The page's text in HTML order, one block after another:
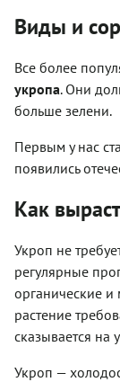
Виды и
Все более
укропа. Они
больше зелени.
Первым у нас
появились
Как
Укроп не
регулярные
органические
растение
сказывается на
Укроп —